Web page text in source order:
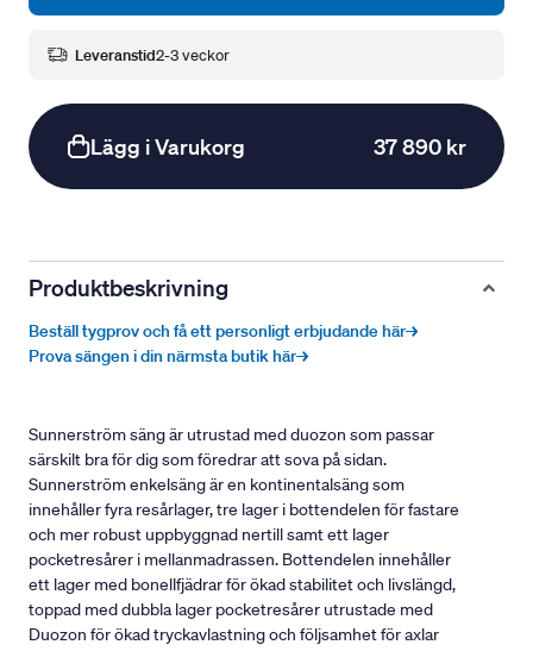
Leveranstid2-3 veckor
Lägg i Varukorg 37 890 kr
Produktbeskrivning
Beställ tygprov och få ett personligt erbjudande här→
Prova sängen i din närmsta butik här→
Sunnerström säng är utrustad med duozon som passar
särskilt bra för dig som föredrar att sova på sidan.
Sunnerström enkelsäng är en kontinentalsäng som
innehåller fyra resårlager, tre lager i bottendelen för fastare
och mer robust uppbyggnad nertill samt ett lager
pocketresårer i mellanmadrassen. Bottendelen innehåller
ett lager med bonellfjädrar för ökad stabilitet och livslängd,
toppad med dubbla lager pocketresårer utrustade med
Duozon för ökad tryckavlastning och följsamhet för axlar